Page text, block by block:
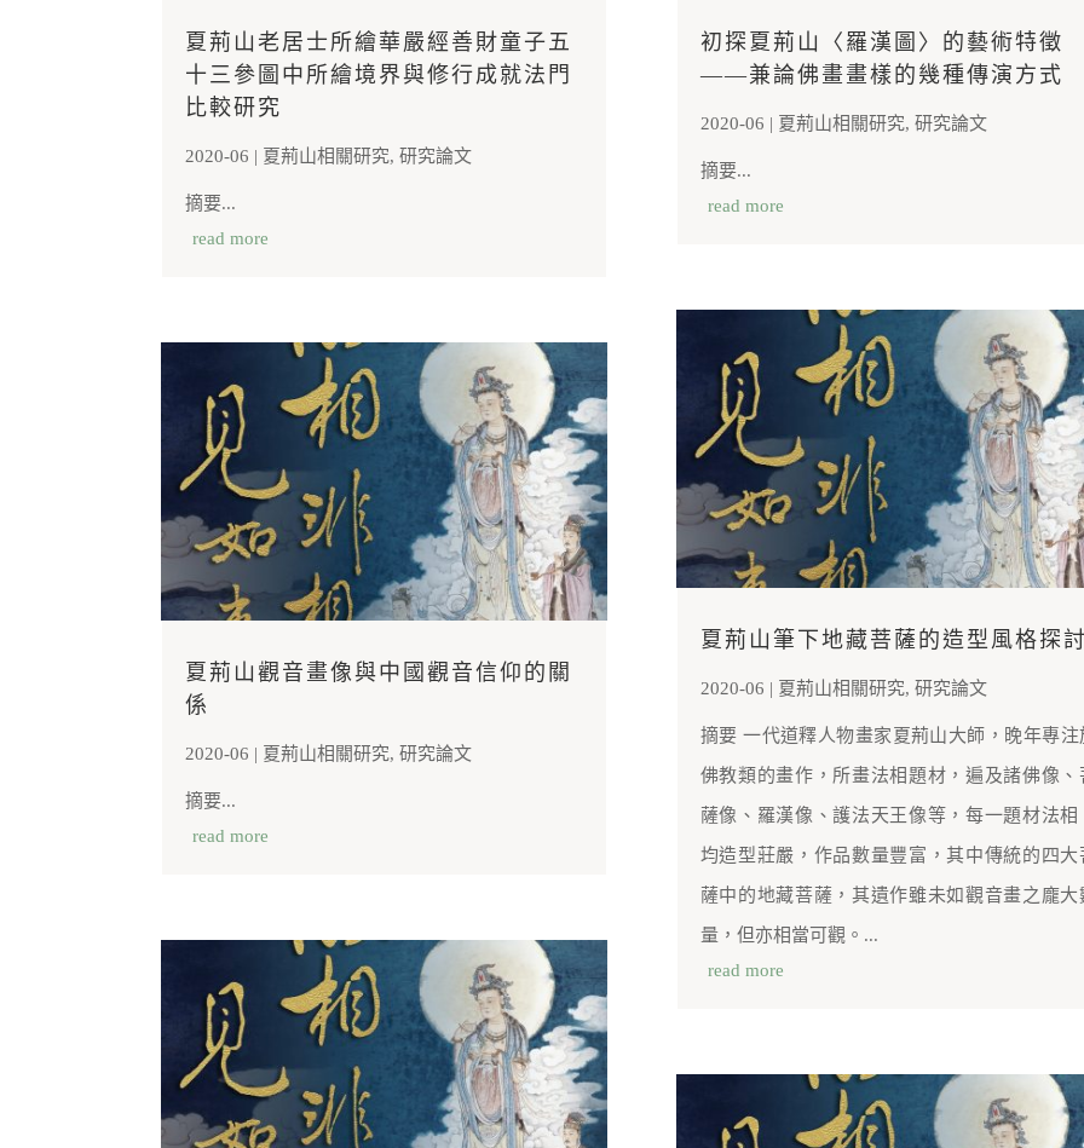
夏荊山老居士所繪華嚴經善財童子五
十三參圖中所繪境界與修行成就法門
比較研究
2020-06 | 夏荊山相關研究,研究論文
摘要...
read more
夏荊山觀音畫像與中國觀音信仰的關
係
2020-06 | 夏荊山相關研究,研究論文
摘要...
read more
初探夏荊山〈羅漢圖〉的藝術特徵
——兼論佛畫畫樣的幾種傳演方式
2020-06 | 夏荊山相關研究, 研究論文
摘要...
read more
夏荊山筆下地藏菩薩的造型風格探
2020-06 | 夏荊山相關研究, 研究論文
摘要 一代道釋人物畫家夏荊山大師，晚年專注
佛教類的畫作，所畫法相題材，遍及諸佛像、
薩像、羅漢像、護法天王像等，每一題材法相
均造型莊嚴，作品數量豐富，其中傳統的四大
薩中的地藏菩薩，其遺作雖未如觀音畫之龐大
量，但亦相當可觀。...
read more